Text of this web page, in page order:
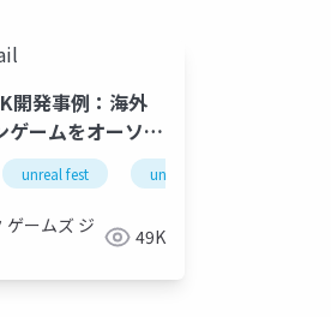
開発事例：海外
ゲームをオーソド
た 【UNREAL
2021
unreal fest unreal fest extreme 2021
ゲームズ ジ
49K